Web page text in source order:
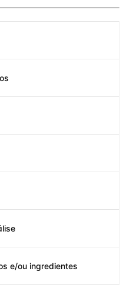
e/ou ingredientes